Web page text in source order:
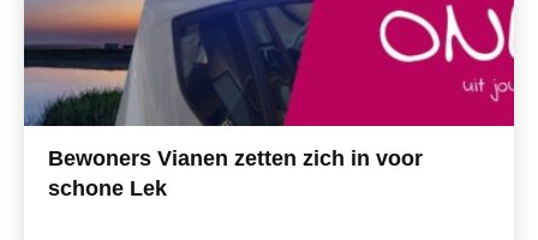
Bewoners Vianen zetten zich in voor
schone Lek